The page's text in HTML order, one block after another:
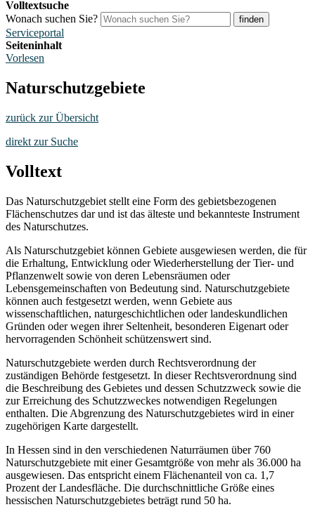
Volltextsuche
Wonach suchen Sie?
finden
Serviceportal
Seiteninhalt
Vorlesen
Naturschutzgebiete
zurück zur Übersicht
direkt zur Suche
Volltext
Das Naturschutzgebiet stellt eine Form des gebietsbezogenen
Flächenschutzes dar und ist das älteste und bekannteste Instrument
des Naturschutzes.
Als Naturschutzgebiet können Gebiete ausgewiesen werden, die für
die Erhaltung, Entwicklung oder Wiederherstellung der Tier- und
Pflanzenwelt sowie von deren Lebensräumen oder
Lebensgemeinschaften von Bedeutung sind. Naturschutzgebiete
können auch festgesetzt werden, wenn Gebiete aus
wissenschaftlichen, naturgeschichtlichen oder landeskundlichen
Gründen oder wegen ihrer Seltenheit, besonderen Eigenart oder
hervorragenden Schönheit schützenswert sind.
Naturschutzgebiete werden durch Rechtsverordnung der
zuständigen Behörde festgesetzt. In dieser Rechtsverordnung sind
die Beschreibung des Gebietes und dessen Schutzzweck sowie die
zur Erreichung des Schutzzweckes notwendigen Regelungen
enthalten. Die Abgrenzung des Naturschutzgebietes wird in einer
zugehörigen Karte dargestellt.
In Hessen sind in den verschiedenen Naturräumen über 760
Naturschutzgebiete mit einer Gesamtgröße von mehr als 36.000 ha
ausgewiesen. Das entspricht einem Flächenanteil von ca. 1,7
Prozent der Landesfläche. Die durchschnittliche Größe eines
hessischen Naturschutzgebietes beträgt rund 50 ha.